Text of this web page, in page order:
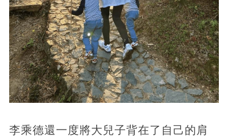
李乘德還一度將大兒子背在了自己的肩